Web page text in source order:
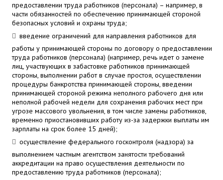
предоставлении труда работников (персонала) – например, в
части обязанностей по обеспечению принимающей стороной
безопасных условий и охраны труда;
введение ограничений для направления работников для
работы у принимающей стороны по договору о предоставлении
труда работников (персонала) (например, речь идет о замене
лиц, участвующих в забастовке работников принимающей
стороны, выполнении работ в случае простоя, осуществлении
процедуры банкротства принимающей стороны, введении
принимающей стороной режима неполного рабочего дня или
неполной рабочей недели для сохранения рабочих мест при
угрозе массового увольнения, в том числе замены работников,
временно приостановивших работу из-за задержки выплаты им
зарплаты на срок более 15 дней);
осуществление федерального госконтроля (надзора) за
выполнением частным агентством занятости требований
аккредитации на право осуществления деятельности по
предоставлению труда работников (персонала);